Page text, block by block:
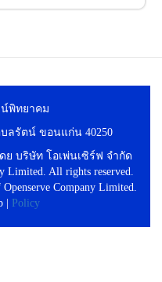
น์พิทยาคม
ลรัตน์ ขอนแก่น 40250
ย บริษัท โอเพ่นเซิร์ฟ จำกัด
Limited. All rights reserved.
Company Limited.
|
Policy